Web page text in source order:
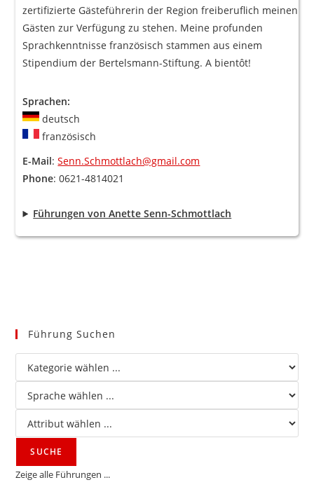
zertifizierte Gästeführerin der Region freiberuflich meinen
Gästen zur Verfügung zu stehen. Meine profunden
Sprachkenntnisse französisch stammen aus einem
Stipendium der Bertelsmann-Stiftung. A bientôt!
Sprachen:
deutsch
französisch
E-Mail:Senn.Schmottlach@gmail.com
Phone: 0621-4814021
Führungen von Anette Senn-Schmottlach
Führung Suchen
Zeige alle Führungen ...